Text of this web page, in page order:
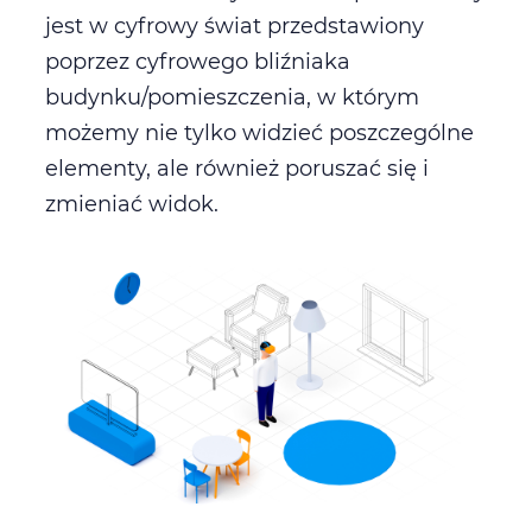
jest w cyfrowy świat przedstawiony
poprzez cyfrowego bliźniaka
budynku/pomieszczenia, w którym
możemy nie tylko widzieć poszczególne
elementy, ale również poruszać się i
zmieniać widok.